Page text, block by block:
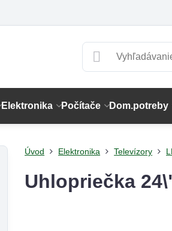
Elektronika Počítače Dom.potreby
Úvod Elektronika Televízory
Uhlopriečka